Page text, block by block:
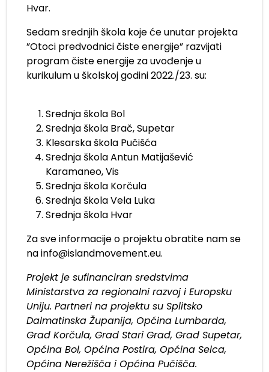
Hvar.
Sedam srednjih škola koje će unutar projekta
”Otoci predvodnici čiste energije” razvijati
program čiste energije za uvođenje u
kurikulum u školskoj godini 2022./23. su:
Srednja škola Bol
Srednja škola Brač, Supetar
Klesarska škola Pučišća
Srednja škola Antun Matijašević
Karamaneo, Vis
Srednja škola Korčula
Srednja škola Vela Luka
Srednja škola Hvar
Za sve informacije o projektu obratite nam se
na info@islandmovement.eu.
Projekt je sufinanciran sredstvima
Ministarstva za regionalni razvoj i Europsku
Uniju. Partneri na projektu su Splitsko
Dalmatinska Županija, Općina Lumbarda,
Grad Korčula, Grad Stari Grad, Grad Supetar,
Općina Bol, Općina Postira, Općina Selca,
Općina Nerežišča i Općina Pučišča.